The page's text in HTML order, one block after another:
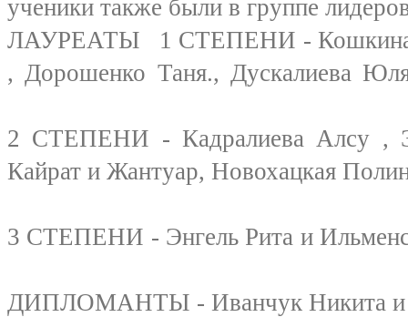
ученики также были в группе
ЛАУРЕАТЫ 1 СТЕПЕНИ - Кошкина
, Дорошенко Таня.,
2 СТЕПЕНИ - Кадралиева Алсу ,
Кайрат и Жантуар, Новохацкая
3 СТЕПЕНИ - Энгель Рита
ДИПЛОМАНТЫ - Иванчук Никита и